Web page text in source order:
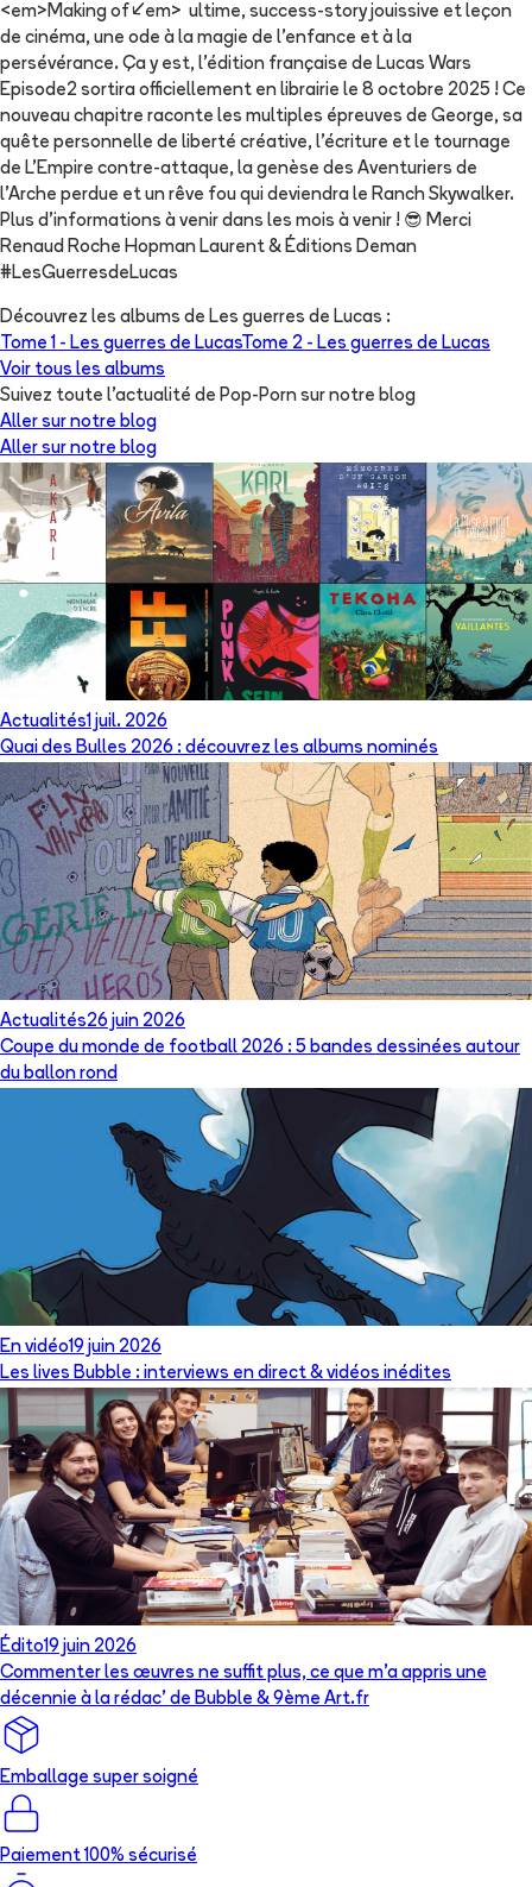
<em>Making of</em> ultime, success-story jouissive et leçon
de cinéma, une ode à la magie de l’enfance et à la
persévérance. Ça y est, l'édition française de Lucas Wars
Episode2 sortira officiellement en librairie le 8 octobre 2025 ! Ce
nouveau chapitre raconte les multiples épreuves de George, sa
quête personnelle de liberté créative, l'écriture et le tournage
de L'Empire contre-attaque, la genèse des Aventuriers de
l'Arche perdue et un rêve fou qui deviendra le Ranch Skywalker.
Plus d'informations à venir dans les mois à venir ! 😎 Merci
Renaud Roche Hopman Laurent & Éditions Deman
#LesGuerresdeLucas
Découvrez les albums de Les guerres de Lucas :
Tome 1 - Les guerres de LucasTome 2 - Les guerres de Lucas
Voir tous les albums
Suivez toute l'actualité de Pop-Porn sur notre blog
Aller sur notre blog
Aller sur notre blog
Actualités1 juil. 2026
Quai des Bulles 2026 : découvrez les albums nominés
Actualités26 juin 2026
Coupe du monde de football 2026 : 5 bandes dessinées autour
du ballon rond
En vidéo19 juin 2026
Les lives Bubble : interviews en direct & vidéos inédites
Édito19 juin 2026
Commenter les œuvres ne suffit plus, ce que m’a appris une
décennie à la rédac’ de Bubble & 9ème Art.fr
Emballage super soigné
Paiement 100% sécurisé